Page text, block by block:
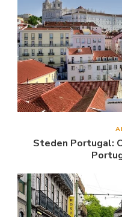
Steden Portugal: